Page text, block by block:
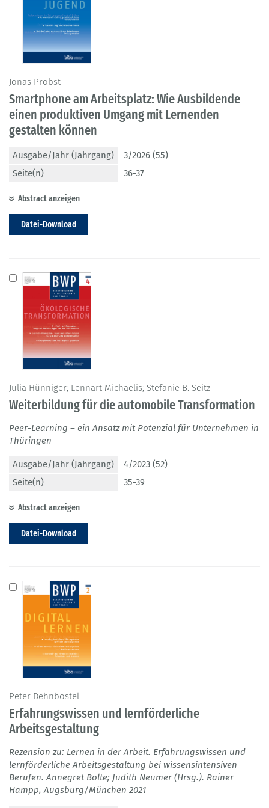
Jonas Probst
Smartphone am Arbeitsplatz: Wie Ausbildende
einen produktiven Umgang mit Lernenden
gestalten können
Ausgabe/Jahr (Jahrgang)
3/2026 (55)
Seite(n)
36-37
Abstract anzeigen
Datei-Download
Julia Hünniger; Lennart Michaelis; Stefanie B. Seitz
Weiterbildung für die automobile Transformation
Peer-Learning – ein Ansatz mit Potenzial für Unternehmen in
Thüringen
Ausgabe/Jahr (Jahrgang)
4/2023 (52)
Seite(n)
35-39
Abstract anzeigen
Datei-Download
Peter Dehnbostel
Erfahrungswissen und lernförderliche
Arbeitsgestaltung
Rezension zu: Lernen in der Arbeit. Erfahrungswissen und
lernförderliche Arbeitsgestaltung bei wissensintensiven
Berufen. Annegret Bolte; Judith Neumer (Hrsg.). Rainer
Hampp, Augsburg/München 2021